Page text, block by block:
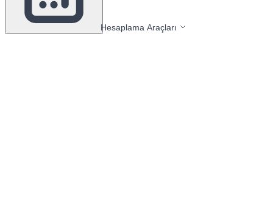
Hesaplama Araçları